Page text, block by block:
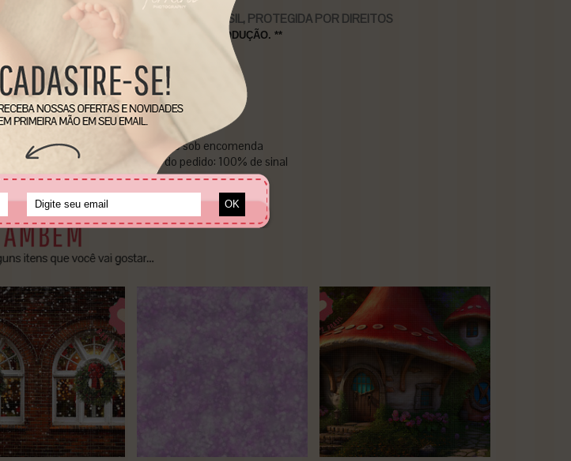
**ARTE EXCLUSIVA BABY PROPS BRASIL, PROTEGIDA POR DIREITOS
AUTORAIS
PROIBIDA CÓPIA OU REPRODUÇÃO. **
• Prazo para postagem:5 dias úteis
• Código do produto: 9806C4
• Disponibilidade: produto feito sob encomenda
• Pagamento no momento do pedido: 100% de sinal